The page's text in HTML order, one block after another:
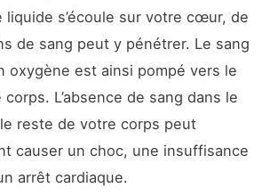
liquide s’écoule sur votre cœur, de
de sang peut y pénétrer. Le sang
oxygène est ainsi pompé vers le
L’absence de sang dans le
reste de votre corps peut
causer un choc, une insuffisance
arrêt cardiaque.